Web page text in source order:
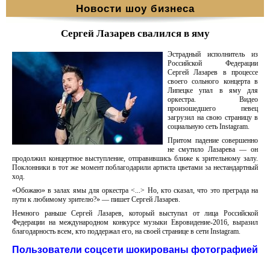
Новости шоу бизнеса
Сергей Лазарев свалился в яму
Эстрадный исполнитель из
Российской Федерации
Сергей Лазарев в процессе
своего сольного концерта в
Липецке упал в яму для
оркестра. Видео
произошедшего певец
загрузил на свою страницу в
социальную сеть Instagram.
Притом падение совершенно
не смутило Лазарева — он
продолжил концертное выступление, отправившись ближе к зрительному залу.
Поклонники в тот же момент поблагодарили артиста цветами за нестандартный
ход.
«Обожаю» в залах ямы для оркестра <...> Но, кто сказал, что это преграда на
пути к любимому зрителю?» — пишет Сергей Лазарев.
Немного раньше Сергей Лазарев, который выступал от лица Российской
Федерации на международном конкурсе музыки Евровидение-2016, выразил
благодарность всем, кто поддержал его, на своей странице в сети Instagram.
Пользователи соцсети шокированы фотографией